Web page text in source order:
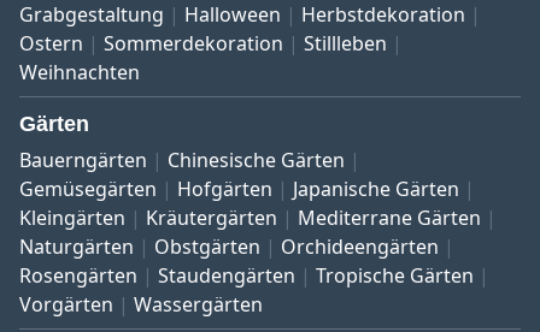
Grabgestaltung
Halloween
Herbstdekoration
Ostern
Sommerdekoration
Stillleben
Weihnachten
Gärten
Bauerngärten
Chinesische Gärten
Gemüsegärten
Hofgärten
Japanische Gärten
Kleingärten
Kräutergärten
Mediterrane Gärten
Naturgärten
Obstgärten
Orchideengärten
Rosengärten
Staudengärten
Tropische Gärten
Vorgärten
Wassergärten